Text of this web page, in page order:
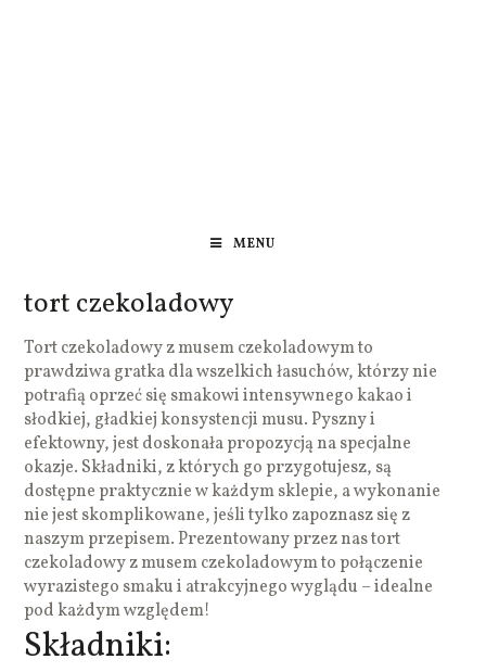
MENU
tort czekoladowy
Tort czekoladowy z musem czekoladowym to
prawdziwa gratka dla wszelkich łasuchów, którzy nie
potrafią oprzeć się smakowi intensywnego kakao i
słodkiej, gładkiej konsystencji musu. Pyszny i
efektowny, jest doskonała propozycją na specjalne
okazje. Składniki, z których go przygotujesz, są
dostępne praktycznie w każdym sklepie, a wykonanie
nie jest skomplikowane, jeśli tylko zapoznasz się z
naszym przepisem. Prezentowany przez nas tort
czekoladowy z musem czekoladowym to połączenie
wyrazistego smaku i atrakcyjnego wyglądu – idealne
pod każdym względem!
Składniki: